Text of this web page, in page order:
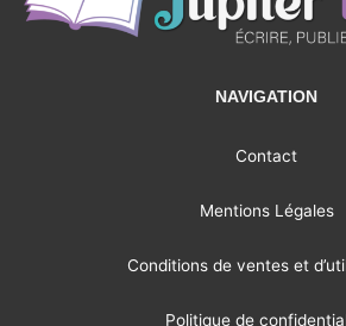
NAVIGATION
Contact
Mentions Légales
Conditions de ventes et
Politique de